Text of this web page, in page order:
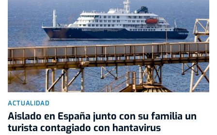
ACTUALIDAD
Aislado en España junto con su familia un
turista contagiado con hantavirus